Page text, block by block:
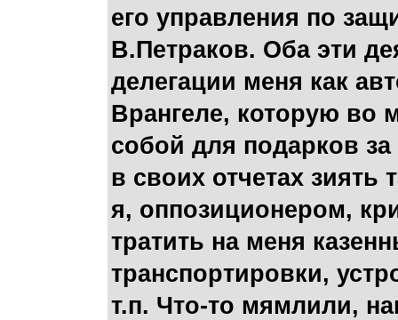
его управления по
В.Петраков. Оба эти
делегации меня как
Врангеле, которую во
собой для подарков
в своих отчетах зиять
я, оппозиционером,
тратить на меня
транспортировки,
т.п. Что-то мямлили,